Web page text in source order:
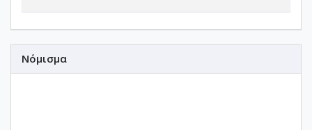
Νόμισμα